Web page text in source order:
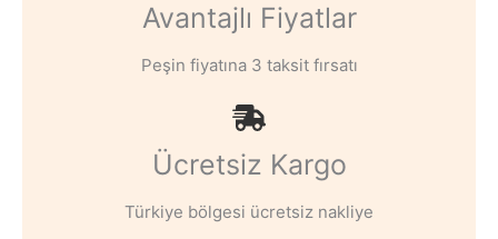
Avantajlı Fiyatlar
Peşin fiyatına 3 taksit fırsatı
Ücretsiz Kargo
Türkiye bölgesi ücretsiz nakliye